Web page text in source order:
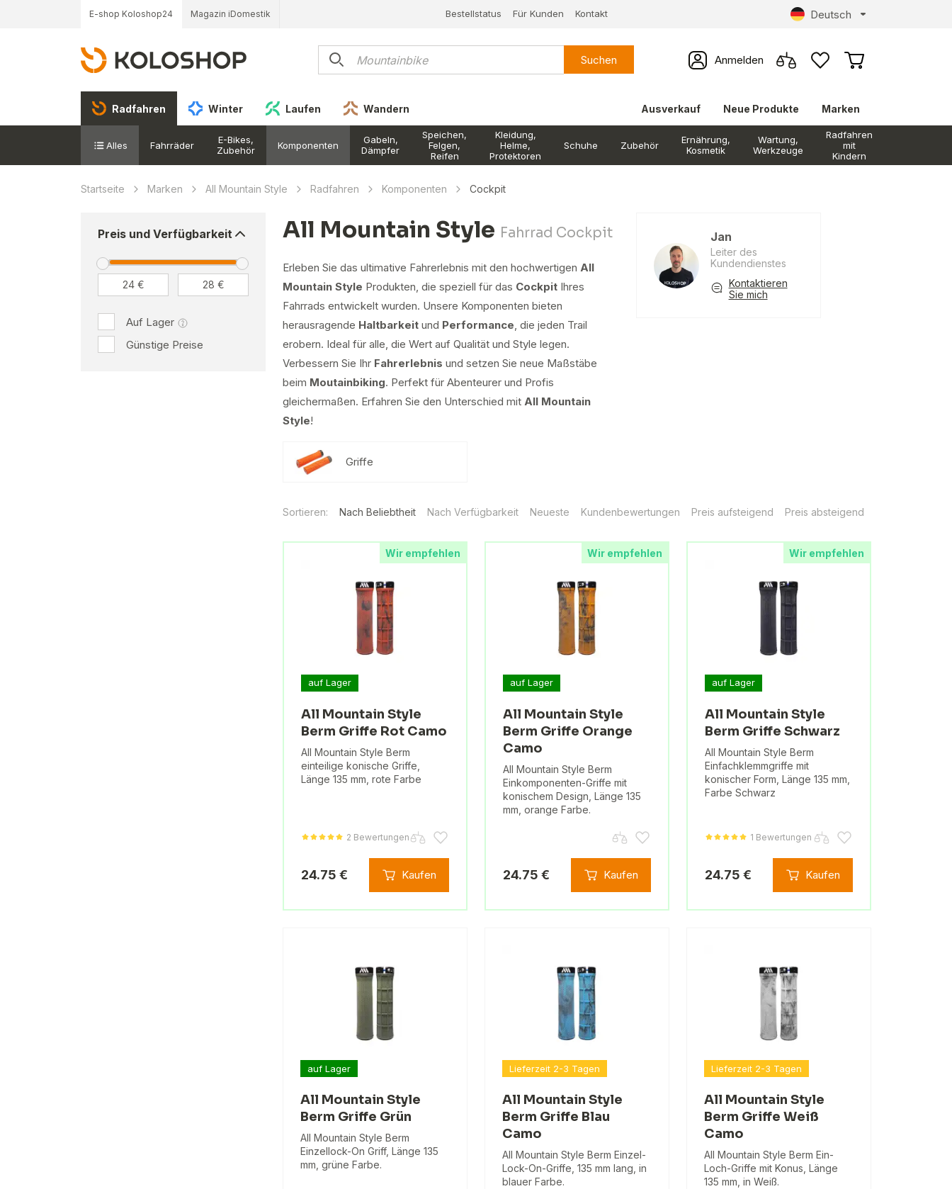
E-shop Koloshop24 Magazin iDomestik Bestellstatus Für Kunden Kontakt Deutsch
Suchen Anmelden
Radfahren Winter Laufen Wandern Ausverkauf Neue Produkte Marken
Alles Fahrräder
E-Bikes,
Zubehör
Komponenten
Gabeln,
Dämpfer
Speichen,
Felgen,
Reifen
Kleidung,
Helme,
Protektoren
Schuhe Zubehör
Ernährung,
Kosmetik
Wartung,
Werkzeuge
Radfahren
mit
Kindern
Startseite Marken All Mountain Style Radfahren Komponenten Cockpit
Preis und Verfügbarkeit
Auf Lager
Günstige Preise
All Mountain Style Fahrrad Cockpit
Erleben Sie das ultimative Fahrerlebnis mit den hochwertigen All
Mountain Style Produkten, die speziell für das Cockpit Ihres
Fahrrads entwickelt wurden. Unsere Komponenten bieten
herausragende Haltbarkeit und Performance, die jeden Trail
erobern. Ideal für alle, die Wert auf Qualität und Style legen.
Verbessern Sie Ihr Fahrerlebnis und setzen Sie neue Maßstäbe
beim Moutainbiking. Perfekt für Abenteurer und Profis
gleichermaßen. Erfahren Sie den Unterschied mit All Mountain
Style!
Jan
Leiter des
Kundendienstes
Kontaktieren
Sie mich
Griffe
Sortieren: Nach Beliebtheit Nach Verfügbarkeit Neueste Kundenbewertungen Preis aufsteigend Preis absteigend
Wir empfehlen
auf Lager
All Mountain Style
Berm Griffe Rot Camo
All Mountain Style Berm
einteilige konische Griffe,
Länge 135 mm, rote Farbe
2 Bewertungen
24.75 € Kaufen
Wir empfehlen
auf Lager
All Mountain Style
Berm Griffe Orange
Camo
All Mountain Style Berm
Einkomponenten-Griffe mit
konischem Design, Länge 135
mm, orange Farbe.
24.75 € Kaufen
Wir empfehlen
auf Lager
All Mountain Style
Berm Griffe Schwarz
All Mountain Style Berm
Einfachklemmgriffe mit
konischer Form, Länge 135 mm,
Farbe Schwarz
1 Bewertungen
24.75 € Kaufen
auf Lager
All Mountain Style
Berm Griffe Grün
All Mountain Style Berm
Einzellock-On Griff, Länge 135
mm, grüne Farbe.
Lieferzeit 2-3 Tagen
All Mountain Style
Berm Griffe Blau
Camo
All Mountain Style Berm Einzel-
Lock-On-Griffe, 135 mm lang, in
blauer Farbe.
Lieferzeit 2-3 Tagen
All Mountain Style
Berm Griffe Weiß
Camo
All Mountain Style Berm Ein-
Loch-Griffe mit Konus, Länge
135 mm, in Weiß.